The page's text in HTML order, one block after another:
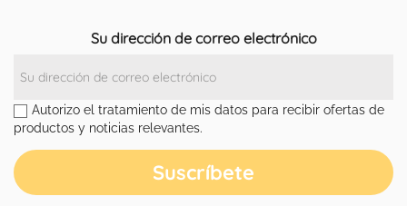
Su dirección de correo electrónico
Autorizo el tratamiento de mis datos para recibir ofertas de
productos y noticias relevantes.